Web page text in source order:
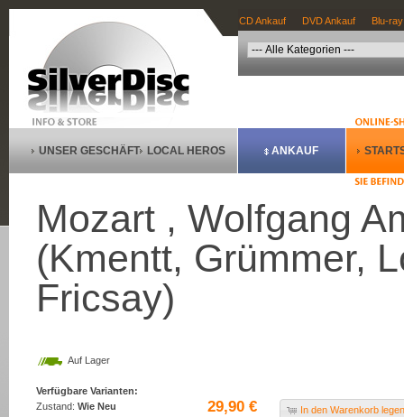
CD Ankauf DVD Ankauf Blu-
UNSER GESCHÄFT LOCAL HEROS ANKAUF
Mozart , Wolfgang
(Kmentt, Grümmer,
Fricsay)
Auf Lager
Verfügbare Varianten:
Zustand: Wie Neu 29,90 € In den Warenkorb